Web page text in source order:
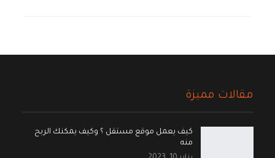
مقالات مميزة
كيف يعمل موقع مستقل ؟ وكيف يمكنك الربح
منه